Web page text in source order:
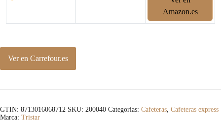
Amazon.es
Ver en Carrefour.es
GTIN: 8713016068712 SKU: 200040 Categorías: Cafeteras, Cafeteras express
Marca: Tristar